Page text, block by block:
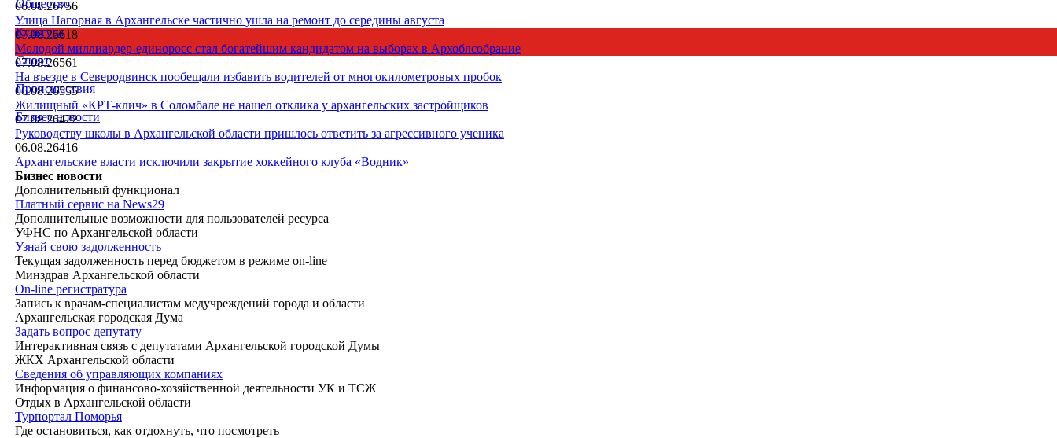
Общество
|
Культура
|
Спорт
|
Происшествия
|
Бизнес новости
|
06.08.26756
Улица Нагорная в Архангельске частично ушла на ремонт до середины августа
07.08.26618
Молодой миллиардер-единоросс стал богатейшим кандидатом на выборах в Архоблсобрание
07.08.26561
На въезде в Северодвинск пообещали избавить водителей от многокилометровых пробок
06.08.26555
Жилищный «КРТ-клич» в Соломбале не нашел отклика у архангельских застройщиков
07.08.26422
Руководству школы в Архангельской области пришлось ответить за агрессивного ученика
06.08.26416
Архангельские власти исключили закрытие хоккейного клуба «Водник»
Бизнес новости
Дополнительный функционал
Платный сервис на News29
Дополнительные возможности для пользователей ресурса
УФНС по Архангельской области
Узнай свою задолженность
Текущая задолженность перед бюджетом в режиме on-line
Минздрав Архангельской области
On-line регистратура
Запись к врачам-специалистам медучреждений города и области
Архангельская городская Дума
Задать вопрос депутату
Интерактивная связь с депутатами Архангельской городской Думы
ЖКХ Архангельской области
Сведения об управляющих компаниях
Информация о финансово-хозяйственной деятельности УК и ТСЖ
Отдых в Архангельской области
Турпортал Поморья
Где остановиться, как отдохнуть, что посмотреть